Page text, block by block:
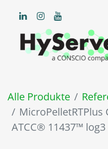
Alle Produkte
ATCC® 11437™ log3